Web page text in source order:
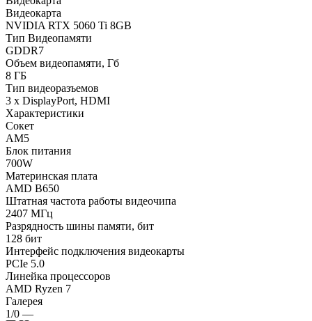
Видеокарта
NVIDIA RTX 5060 Ti 8GB
Тип Видеопамяти
GDDR7
Объем видеопамяти, Гб
8 ГБ
Тип видеоразъемов
3 x DisplayPort, HDMI
Характеристики
Сокет
AM5
Блок питания
700W
Материнская плата
AMD B650
Штатная частота работы видеочипа
2407 МГц
Разрядность шины памяти, бит
128 бит
Интерфейс подключения видеокарты
PCIe 5.0
Линейка процессоров
AMD Ryzen 7
Галерея
1/0 —